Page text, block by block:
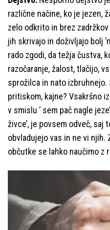
različne načine, ko je jezen,
zelo odkrito in brez
jih skrivajo in doživljajo bolj
rado zgodi, da težja čustva,
razočaranje, žalost, tlačijo,
sprožilca in nato izbruhnejo.
pritiskom, kajne? Vsakršno
v smislu ’ sem pač nagle
živce’, je povsem odveč, saj
obvladujejo vas in ne vi njih.
občutke se lahko naučimo z